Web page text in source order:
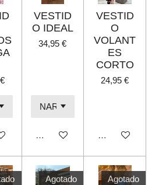
VESTID
O IDEAL
34,95 €
Agotado
VESTID
O
VOLANT
ES
CORTO
24,95 €
Agotado
Agotado Agotado